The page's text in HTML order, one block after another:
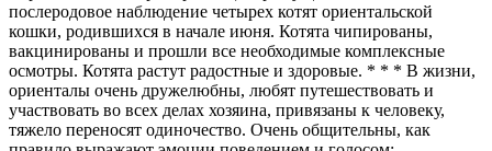
послеродовое наблюдение четырех котят ориентальской
кошки, родившихся в начале июня. Котята чипированы,
вакцинированы и прошли все необходимые комплексные
осмотры. Котята растут радостные и здоровые. * * * В жизни,
ориенталы очень дружелюбны, любят путешествовать и
участвовать во всех делах хозяина, привязаны к человеку,
тяжело переносят одиночество. Очень общительны, как